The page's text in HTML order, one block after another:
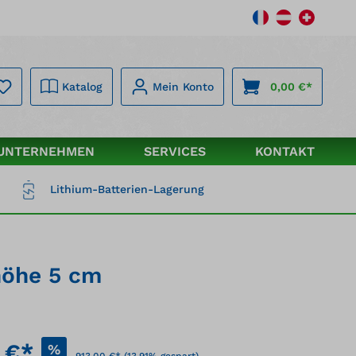
Katalog Mein Konto 0,00 €*
SERVICES KONTAKT
Lithium-Batterien-Lagerung
5 cm
%